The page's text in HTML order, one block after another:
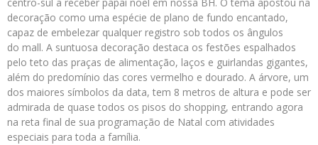
decoração como uma espécie de plano de fundo encantado,
capaz de embelezar qualquer registro sob todos os ângulos
do mall. A suntuosa decoração destaca os festões espalhados
pelo teto das praças de alimentação, laços e guirlandas gigantes,
além do predomínio das cores vermelho e dourado. A árvore, um
dos maiores símbolos da data, tem 8 metros de altura e pode ser
admirada de quase todos os pisos do shopping, entrando agora
na reta final de sua programação de Natal com atividades
especiais para toda a família.